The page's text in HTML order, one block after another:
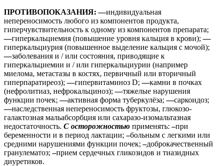
ПРОТИВОПОКАЗАНИЯ: —индивидуальная
непереносимость любого из компонентов продукта,
гиперчувствительность к одному из компонентов препарата;
—гиперкальциемия (повышение уровня кальция в крови);—
гиперкальциурия (повышенное выделение кальция с мочой);
—заболевания и / или состояния, приводящие к
гиперкальциемии и / или гиперкальциурии (например
миелома, метастазы в костях, первичный или вторичный
гиперпаратиреоз);—гипервитаминоз D;—камни в почках
(нефролитиаз, нефрокальциноз);—тяжелые нарушения
функции почек; —активная форма туберкулёза;—саркоидоз;
—наследственная непереносимость фруктозы, глюкозо-
галактозная мальабсорбция или сахаразо-изомальтазная
недостаточность. С осторожностью применять:–при
беременности и в период лактации;–больным с легкими или
средними нарушениями функции почек;–доброкачественный
гранулематоз;–прием сердечных гликозидов и тиазидных
диуретиков.